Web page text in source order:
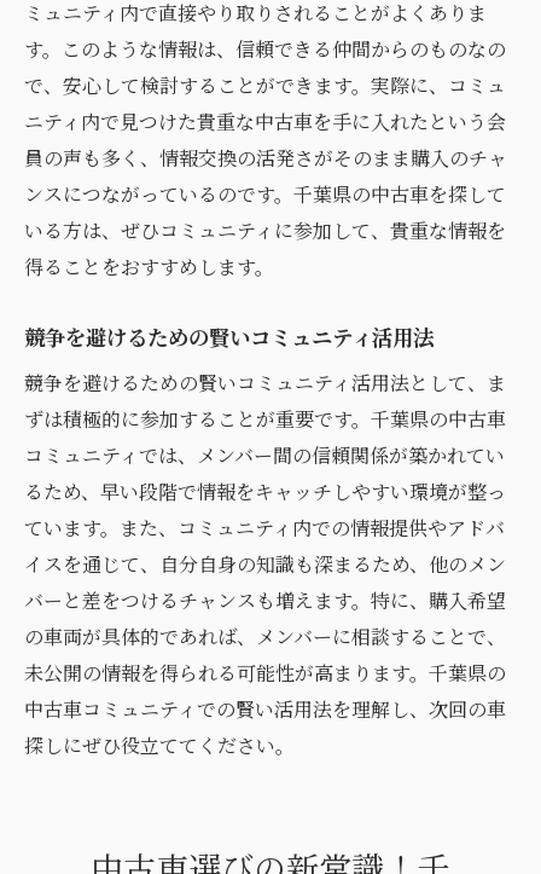
経験豊富なメンバーから学ぶ中古車選び
貴重な中古車情報を活用するためのヒント
情報収集で差をつけるコミュニティの活用
法
千葉県中古車コミュニティで交流することで得
地元コミュニティ交流で得る新たな視点
千葉県の車好きとの交流がもたらすインス
ピレーション
中古車探しが楽しくなるコミュニティ交流
新しい情報源としてのコミュニティの活用
交流がもたらす中古車選びの新たな選択肢
中古車探しは単なる買い物じゃない、千葉県の
コミュニティが教える楽しさ
中古車探しを楽しむためのコミュニティ活
用法
地元コミュニティが教える中古車選びの楽
単なる取引を超えた豊かなカーライフの提
ミュニティ内で直接やり取りされることがよくありま
す。このような情報は、信頼できる仲間からのものなの
で、安心して検討することができます。実際に、コミュ
ニティ内で見つけた貴重な中古車を手に入れたという会
員の声も多く、情報交換の活発さがそのまま購入のチャ
ンスにつながっているのです。千葉県の中古車を探して
いる方は、ぜひコミュニティに参加して、貴重な情報を
得ることをおすすめします。
競争を避けるための賢いコミュニティ活用法
競争を避けるための賢いコミュニティ活用法として、ま
ずは積極的に参加することが重要です。千葉県の中古車
コミュニティでは、メンバー間の信頼関係が築かれてい
るため、早い段階で情報をキャッチしやすい環境が整っ
ています。また、コミュニティ内での情報提供やアドバ
イスを通じて、自分自身の知識も深まるため、他のメン
バーと差をつけるチャンスも増えます。特に、購入希望
の車両が具体的であれば、メンバーに相談することで、
未公開の情報を得られる可能性が高まります。千葉県の
中古車コミュニティでの賢い活用法を理解し、次回の車
探しにぜひ役立ててください。